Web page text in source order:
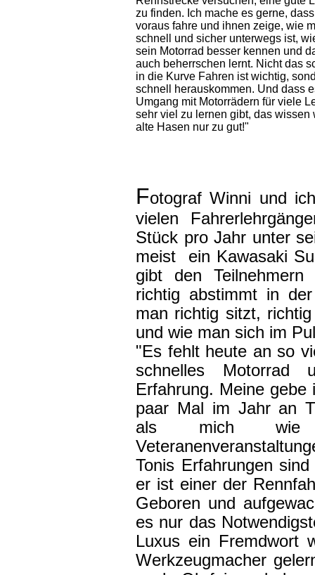
zu finden. Ich mache es gerne,
voraus fahre und ihnen zeige, wie
schnell und sicher unterwegs ist,
sein Motorrad besser kennen und
auch beherrschen lernt. Nicht das
in die Kurve Fahren ist wichtig,
schnell herauskommen. Und dass
Umgang mit Motorrädern für viele
sehr viel zu lernen gibt, das wissen
alte Hasen nur zu gut!"
Fotograf Winni und
vielen
Stück pro Jahr unter
meist ein Kawasaki
gibt den
richtig abstimmt in
man richtig sitzt,
und wie man sich im
"Es fehlt heute an so
schnelles Motorrad
Erfahrung. Meine
paar Mal im Jahr an
als mich wie
Tonis Erfahrungen
er ist einer der
Geboren und
es nur das
Luxus ein Fremdwort
Werkzeugmacher